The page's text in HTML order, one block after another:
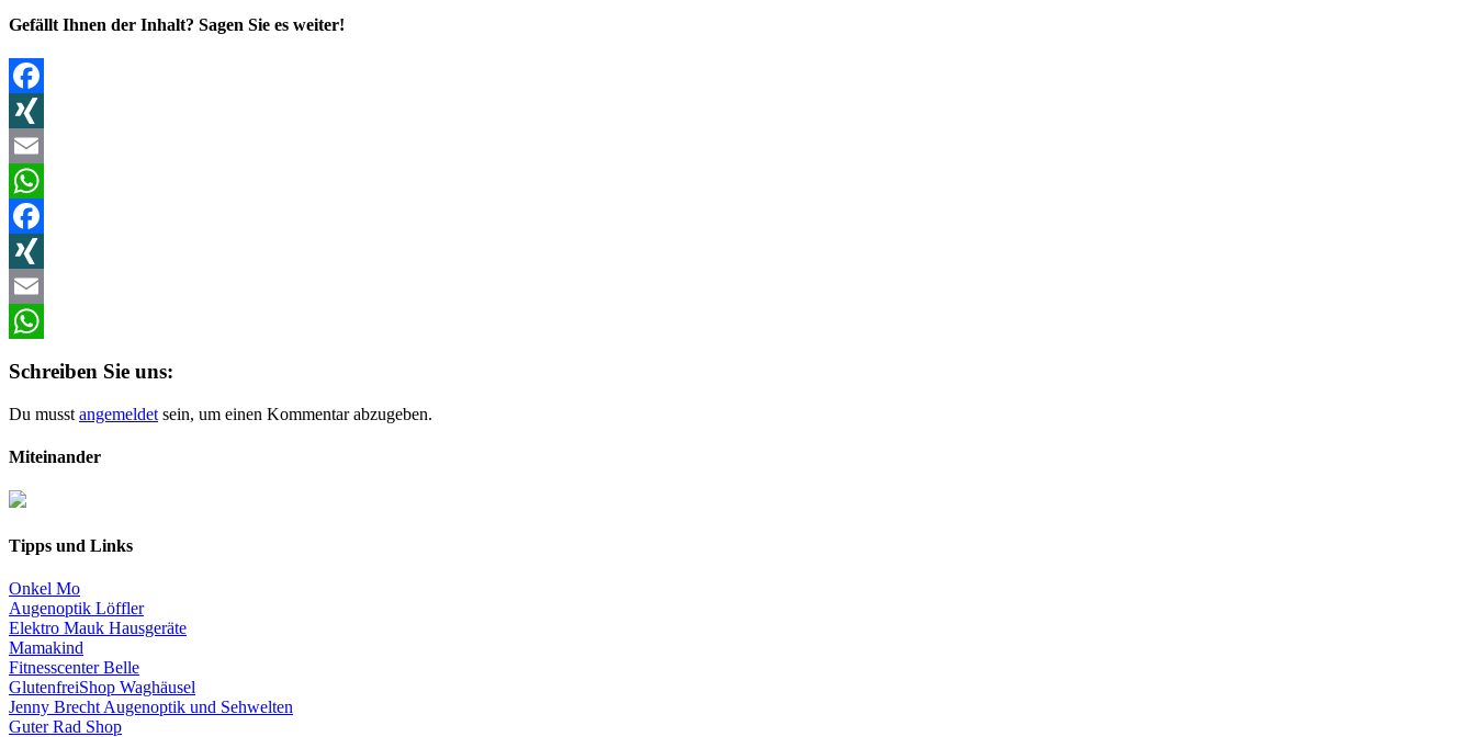
Gefällt Ihnen der Inhalt? Sagen Sie es weiter!
Facebook
XING
Email
WhatsApp
Facebook
XING
Email
Schreiben Sie uns:
Du musst angemeldet sein, um einen Kommentar abzugeben.
Miteinander
Tipps und Links
Onkel Mo
Augenoptik Löffler
Elektro Mauk Hausgeräte
Mamakind
Fitnesscenter Belle
GlutenfreiShop Waghäusel
Jenny Brecht Augenoptik und Sehwelten
Guter Rad Shop